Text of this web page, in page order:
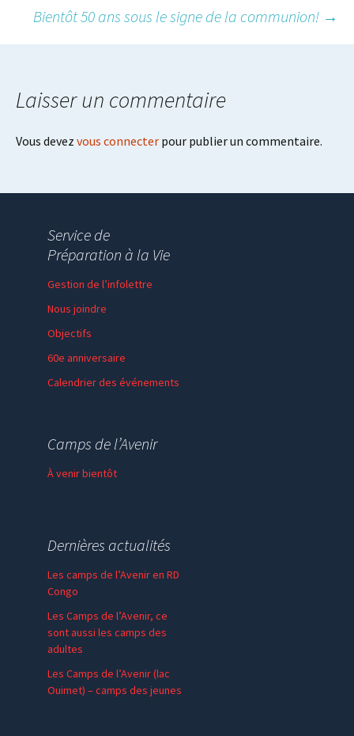
Post
Bientôt 50 ans sous le signe de la communion! →
Laisser un commentaire
Vous devez vous connecter pour publier un commentaire.
Service de
Préparation à la Vie
Gestion de l’infolettre
Nous joindre
Objectifs
60e anniversaire
Calendrier des événements
Faire un don
Camps de l’Avenir
À venir bientôt
Dernières actualités
Les camps de l’Avenir en RD
Congo
Les Camps de l’Avenir, ce
sont aussi les camps des
adultes
Les Camps de l’Avenir (lac
Ouimet) – camps des jeunes